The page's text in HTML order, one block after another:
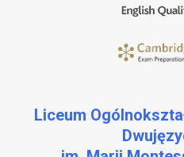
Liceum